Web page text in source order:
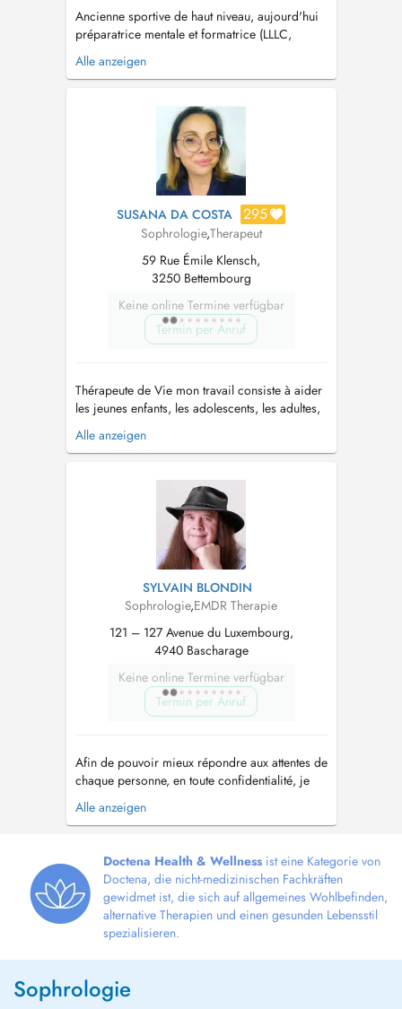
Ancienne sportive de haut niveau, aujourd'hui
préparatrice mentale et formatrice (LLLC,
Université Populaire de Luxembourg,
Ministères des Sports, autres), diplômée d'un
coaching, j'accompagne toute personne
souhaitant se sentir bien au quotidien tout en
Alle anzeigen
SUSANA DA COSTA 295
Sophrologie,Therapeut
59 Rue Émile Klensch,
3250 Bettembourg
Keine online Termine verfügbar
Termin per Anruf
Thérapeute de Vie mon travail consiste à aider
les jeunes enfants, les adolescents, les adultes,
ainsi que les moins jeunes en les
accompagnant à un moment donné lors de leur
problématiques ou blocages, allant de la
confiance en soi, à des difficultés comme le...
Alle anzeigen
SYLVAIN BLONDIN
Sophrologie,EMDR Therapie
121 – 127 Avenue du Luxembourg,
4940 Bascharage
Keine online Termine verfügbar
Termin per Anruf
Afin de pouvoir mieux répondre aux attentes de
chaque personne, en toute confidentialité, je
propose des programmes
individualisés, adaptés et évolutif en tenant
une anamnèse. L'alternance de mes différentes
compétences et techniques (sophrologie, E...
Alle anzeigen
Doctena Health & Wellness ist eine Kategorie von
Doctena, die nicht-medizinischen Fachkräften
gewidmet ist, die sich auf allgemeines Wohlbefinden,
alternative Therapien und einen gesunden Lebensstil
spezialisieren.
Sophrologie